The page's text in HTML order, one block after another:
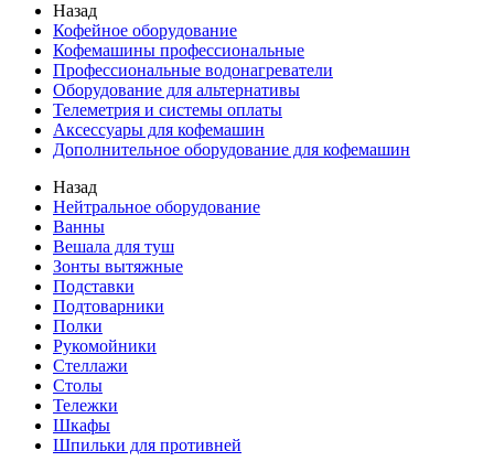
Назад
Кофейное оборудование
Кофемашины профессиональные
Профессиональные водонагреватели
Оборудование для альтернативы
Телеметрия и системы оплаты
Аксессуары для кофемашин
Дополнительное оборудование для кофемашин
Назад
Нейтральное оборудование
Ванны
Вешала для туш
Зонты вытяжные
Подставки
Подтоварники
Полки
Рукомойники
Стеллажи
Столы
Тележки
Шкафы
Шпильки для противней